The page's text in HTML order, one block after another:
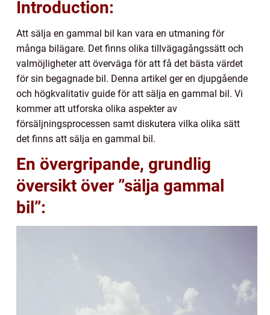
Introduction:
Att sälja en gammal bil kan vara en utmaning för
många bilägare. Det finns olika tillvägagångssätt och
valmöjligheter att överväga för att få det bästa värdet
för sin begagnade bil. Denna artikel ger en djupgående
och högkvalitativ guide för att sälja en gammal bil. Vi
kommer att utforska olika aspekter av
försäljningsprocessen samt diskutera vilka olika sätt
det finns att sälja en gammal bil.
En övergripande, grundlig
översikt över ”sälja gammal
bil”: